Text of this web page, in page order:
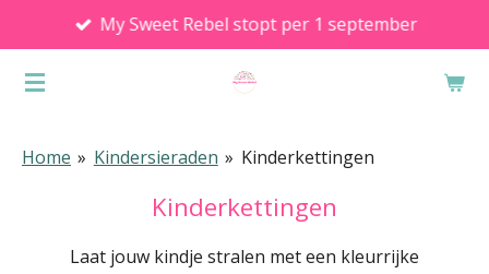
direct
naar
hoofdinhoud
My Sweet Rebel stopt per 1 september
Home » Kindersieraden » Kinderkettingen
Kinderkettingen
Laat jouw kindje stralen met een kleurrijke